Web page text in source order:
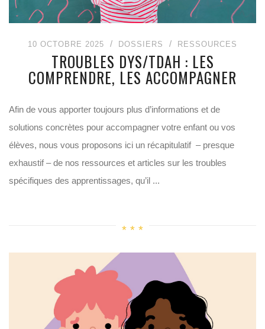
10 OCTOBRE 2025 DOSSIERS RESSOURCES
TROUBLES DYS/TDAH : LES
COMPRENDRE, LES ACCOMPAGNER
Afin de vous apporter toujours plus d’informations et de
solutions concrètes pour accompagner votre enfant ou vos
élèves, nous vous proposons ici un récapitulatif – presque
exhaustif – de nos ressources et articles sur les troubles
spécifiques des apprentissages, qu’il ...